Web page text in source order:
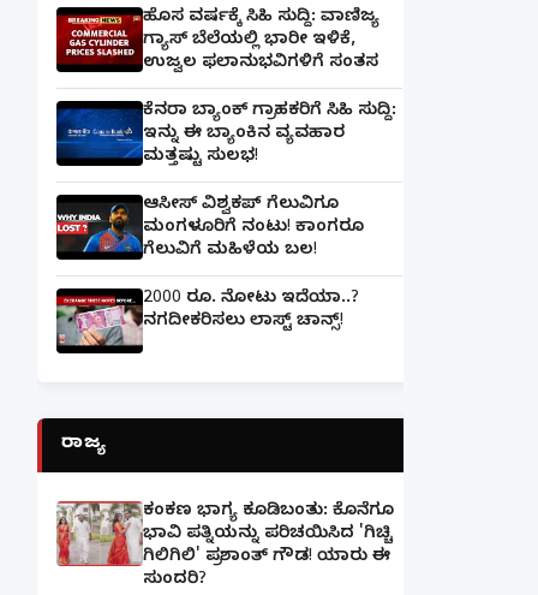
ಹೊಸ ವರ್ಷಕ್ಕೆ ಸಿಹಿ ಸುದ್ದಿ: ವಾಣಿಜ್ಯ
ಗ್ಯಾಸ್‌ ಬೆಲೆಯಲ್ಲಿ ಭಾರೀ ಇಳಿಕೆ,
ಉಜ್ವಲ ಫಲಾನುಭವಿಗಳಿಗೆ ಸಂತಸ
ಕೆನರಾ ಬ್ಯಾಂಕ್‌ ಗ್ರಾಹಕರಿಗೆ ಸಿಹಿ ಸುದ್ದಿ:
ಇನ್ನು ಈ ಬ್ಯಾಂಕಿನ ವ್ಯವಹಾರ
ಮತ್ತಷ್ಟು ಸುಲಭ!
ಆಸೀಸ್ ವಿಶ್ವಕಪ್ ಗೆಲುವಿಗೂ
ಮಂಗಳೂರಿಗೆ ನಂಟು! ಕಾಂಗರೂ
ಗೆಲುವಿಗೆ ಮಹಿಳೆಯ ಬಲ!
2000 ರೂ. ನೋಟು ಇದೆಯಾ..?
ನಗದೀಕರಿಸಲು ಲಾಸ್ಟ್‌ ಚಾನ್ಸ್‌!
ರಾಜ್ಯ
ಕಂಕಣ ಭಾಗ್ಯ ಕೂಡಿಬಂತು: ಕೊನೆಗೂ
ಭಾವಿ ಪತ್ನಿಯನ್ನು ಪರಿಚಯಿಸಿದ 'ಗಿಚ್ಚಿ
ಗಿಲಿಗಿಲಿ' ಪ್ರಶಾಂತ್ ಗೌಡ! ಯಾರು ಈ
ಸುಂದರಿ?